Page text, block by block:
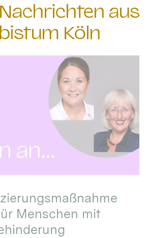
aus
Köln
Menschen mit